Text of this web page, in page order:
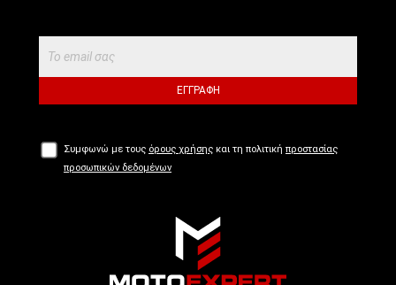
ΕΓΓΡΑΦΉ
Συμφωνώ με τους όρους χρήσης και τη πολιτική προστασίας
προσωπικών δεδομένων